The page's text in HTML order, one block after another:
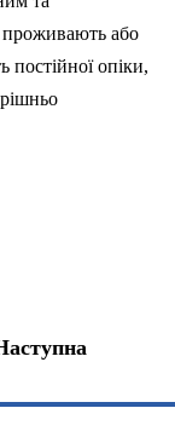
проживають або
постійної опіки,